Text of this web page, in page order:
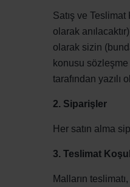
Satış ve
olarak
olarak sizin
konusu sözleşme
tarafından yazılı
2. Siparişler
Her satın alma
3. Teslimat
Malların